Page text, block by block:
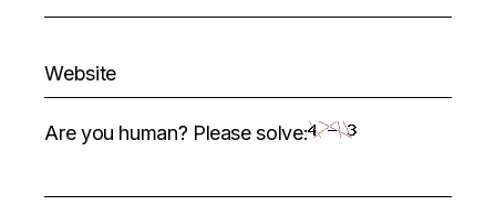
Are you human? Please solve: